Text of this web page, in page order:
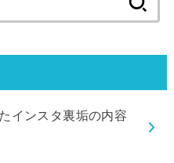
:
インスタ裏垢の内容